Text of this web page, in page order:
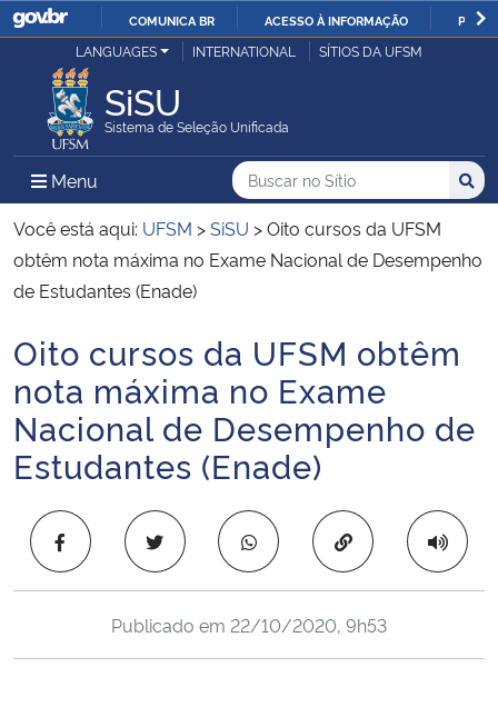
IR
COMUNICA BR ACESSO À INFORMAÇÃO
Ministério da Justiça e Segurança Pública
Ministério da Defesa
Ministério das Relações Exteriores
Ministério da Economia
Ministério da Infraestrutura
Ministério da Agricultura, Pecuária e Abastecimento
Ministério da Educação
Ministério da Cidadania
Ministério da Saúde
Ministério de Minas e Energia
LANGUAGES INTERNATIONAL SÍTIOS DA UFSM
SiSU
Sistema de Seleção Unificada
Menu Menu Principal do Sítio
Busca
Buscar no no Sítio
Busca:
Você está aqui: UFSM >SiSU >Oito cursos da UFSM
obtêm nota máxima no Exame Nacional de Desempenho
de Estudantes (Enade)
Início do conteúdo
Oito cursos da UFSM obtêm
nota máxima no Exame
Nacional de Desempenho de
Estudantes (Enade)
Copiar para área
Publicado em 22/10/2020, 9h53